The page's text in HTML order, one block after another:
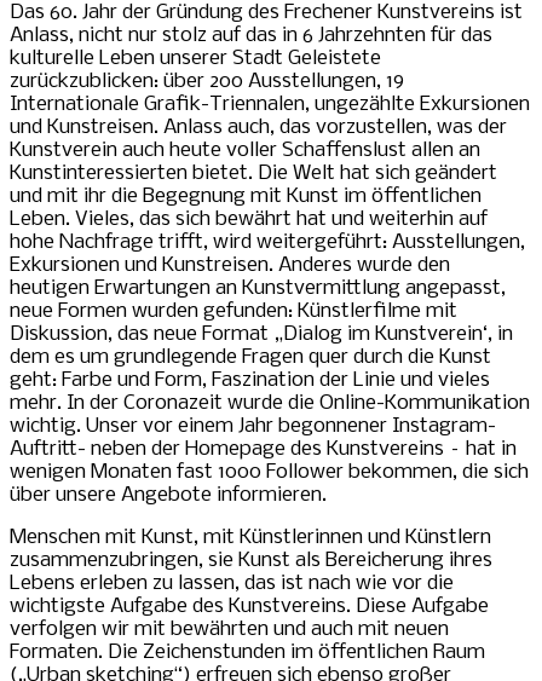
Das 60. Jahr der Gründung des Frechener Kunstvereins ist
Anlass, nicht nur stolz auf das in 6 Jahrzehnten für das
kulturelle Leben unserer Stadt Geleistete
zurückzublicken: über 200 Ausstellungen, 19
Internationale Grafik-Triennalen, ungezählte Exkursionen
und Kunstreisen. Anlass auch, das vorzustellen, was der
Kunstverein auch heute voller Schaffenslust allen an
Kunstinteressierten bietet. Die Welt hat sich geändert
und mit ihr die Begegnung mit Kunst im öffentlichen
Leben. Vieles, das sich bewährt hat und weiterhin auf
hohe Nachfrage trifft, wird weitergeführt: Ausstellungen,
Exkursionen und Kunstreisen. Anderes wurde den
heutigen Erwartungen an Kunstvermittlung angepasst,
neue Formen wurden gefunden: Künstlerfilme mit
Diskussion, das neue Format „Dialog im Kunstverein‘, in
dem es um grundlegende Fragen quer durch die Kunst
geht: Farbe und Form, Faszination der Linie und vieles
mehr. In der Coronazeit wurde die Online-Kommunikation
wichtig. Unser vor einem Jahr begonnener Instagram-
Auftritt- neben der Homepage des Kunstvereins – hat in
wenigen Monaten fast 1000 Follower bekommen, die sich
über unsere Angebote informieren.
Menschen mit Kunst, mit Künstlerinnen und Künstlern
zusammenzubringen, sie Kunst als Bereicherung ihres
Lebens erleben zu lassen, das ist nach wie vor die
wichtigste Aufgabe des Kunstvereins. Diese Aufgabe
verfolgen wir mit bewährten und auch mit neuen
Formaten. Die Zeichenstunden im öffentlichen Raum
(„Urban sketching“) erfreuen sich ebenso großer